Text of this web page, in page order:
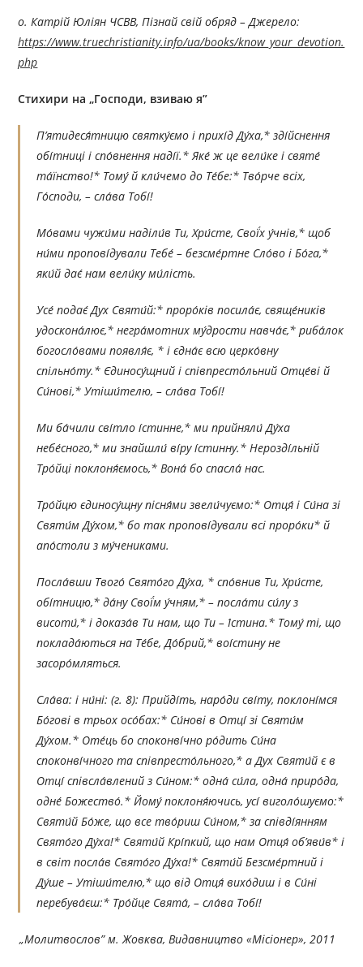
o. Катрій Юліян ЧСВВ, Пізнай свій обряд – Джерелo:
https://www.truechristianity.info/ua/books/know_your_devotion.
php
Стихири на „Господи, взиваю я”
П’ятидеся́тницю святку́ємо і прихі́д Ду́ха,* зді́йснення
обі́тниці і спо́внення наді́ї.* Яке́ ж це вели́ке і святе́
та́їнство!* Тому́ й кли́чемо до Те́бе:* Тво́рче всіх,
Го́споди, – сла́ва Тобі́!
Мо́вами чужи́ми наділи́в Ти, Хри́сте, Свої́х у́чнів,* щоб
ни́ми пропові́дували Тебе́ – безсме́ртне Сло́во і Бо́га,*
яки́й дає́ нам вели́ку ми́лість.
Усе́ подає́ Дух Святи́й:* проро́ків посила́є, свяще́ників
удоскона́лює,* негра́мотних му́дрости навча́є,* риба́лок
богосло́вами появля́є, * і єдна́є всю церко́вну
спільно́ту.* Єдиносу́щний і співпресто́льний Отце́ві й
Си́нові,* Утіши́телю, – сла́ва Тобі́!
Ми ба́чили сві́тло і́стинне,* ми прийняли́ Ду́ха
небе́сного,* ми знайшли́ ві́ру і́стинну.* Нерозді́льній
Тро́йці поклоня́ємось,* Вона́ бо спасла́ нас.
Тро́йцю єдиносу́щну пісня́ми звели́чуємо:* Отця́ і Си́на зі
Святи́м Ду́хом,* бо так пропові́дували всі проро́ки* й
апо́столи з му́чениками.
Посла́вши Твого́ Свято́го Ду́ха, * спо́внив Ти, Хри́сте,
обі́тницю,* да́ну Свої́м у́чням,* – посла́ти си́лу з
висоти́,* і доказа́в Ти нам, що Ти – І́стина.* Тому́ ті, що
поклада́ються на Те́бе, До́брий,* воі́стину не
засоро́мляться.
Сла́ва: і ни́ні:(г. 8): Прийді́ть, наро́ди сві́ту, поклоні́мся
Бо́гові в трьох осо́бах:* Си́нові в Отці́ зі Святи́м
Ду́хом.* Оте́ць бо споконві́чно ро́дить Си́на
споконві́чного та співпресто́льного,* а Дух Святи́й є в
Отці́ співсла́влений з Си́ном:* одна́ си́ла, одна́ приро́да,
одне́ Божество́.* Йому́ поклоня́ючись, усі́ виголо́шуємо:*
Святи́й Бо́же, що все тво́риш Си́ном,* за співді́янням
Свято́го Ду́ха!* Святи́й Крі́пкий, що нам Отця́ об’яви́в* і
в світ посла́в Свято́го Ду́ха!* Святи́й Безсме́ртний і
Ду́ше – Утіши́телю,* що від Отця́ вихо́диш і в Си́ні
перебува́єш:* Тро́йце Свята́, – сла́ва Тобі́!
„Молитвослов” м. Жовква, Видавництво «Місіонер», 2011